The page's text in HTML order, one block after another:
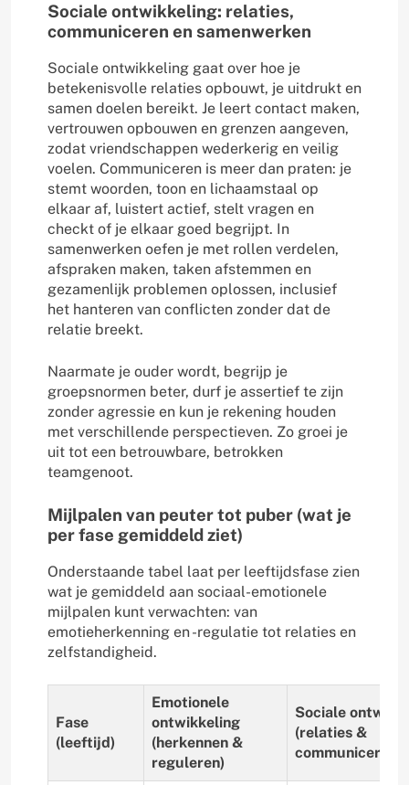
Sociale ontwikkeling: relaties,
communiceren en samenwerken
Sociale ontwikkeling gaat over hoe je
betekenisvolle relaties opbouwt, je uitdrukt en
samen doelen bereikt. Je leert contact maken,
vertrouwen opbouwen en grenzen aangeven,
zodat vriendschappen wederkerig en veilig
voelen. Communiceren is meer dan praten: je
stemt woorden, toon en lichaamstaal op
elkaar af, luistert actief, stelt vragen en
checkt of je elkaar goed begrijpt. In
samenwerken oefen je met rollen verdelen,
afspraken maken, taken afstemmen en
gezamenlijk problemen oplossen, inclusief
het hanteren van conflicten zonder dat de
relatie breekt.
Naarmate je ouder wordt, begrijp je
groepsnormen beter, durf je assertief te zijn
zonder agressie en kun je rekening houden
met verschillende perspectieven. Zo groei je
uit tot een betrouwbare, betrokken
teamgenoot.
Mijlpalen van peuter tot puber (wat je
per fase gemiddeld ziet)
Onderstaande tabel laat per leeftijdsfase zien
wat je gemiddeld aan sociaal-emotionele
mijlpalen kunt verwachten: van
emotieherkenning en -regulatie tot relaties en
zelfstandigheid.
Fase
(leeftijd)
Emotionele
ontwikkeling
(herkennen &
reguleren)
Sociale
(relaties &
communiceren)